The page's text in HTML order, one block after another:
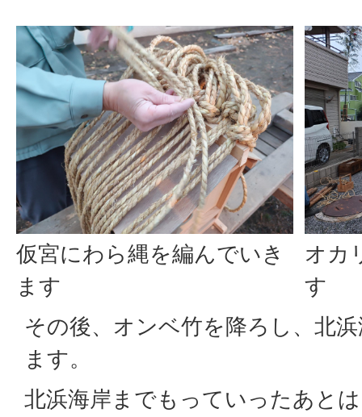
仮宮にわら縄を編んでいき
ます
オカ
す
その後、オンベ竹を降ろし、北
ます。
北浜海岸までもっていったあと